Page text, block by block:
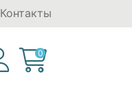
Контакты
0